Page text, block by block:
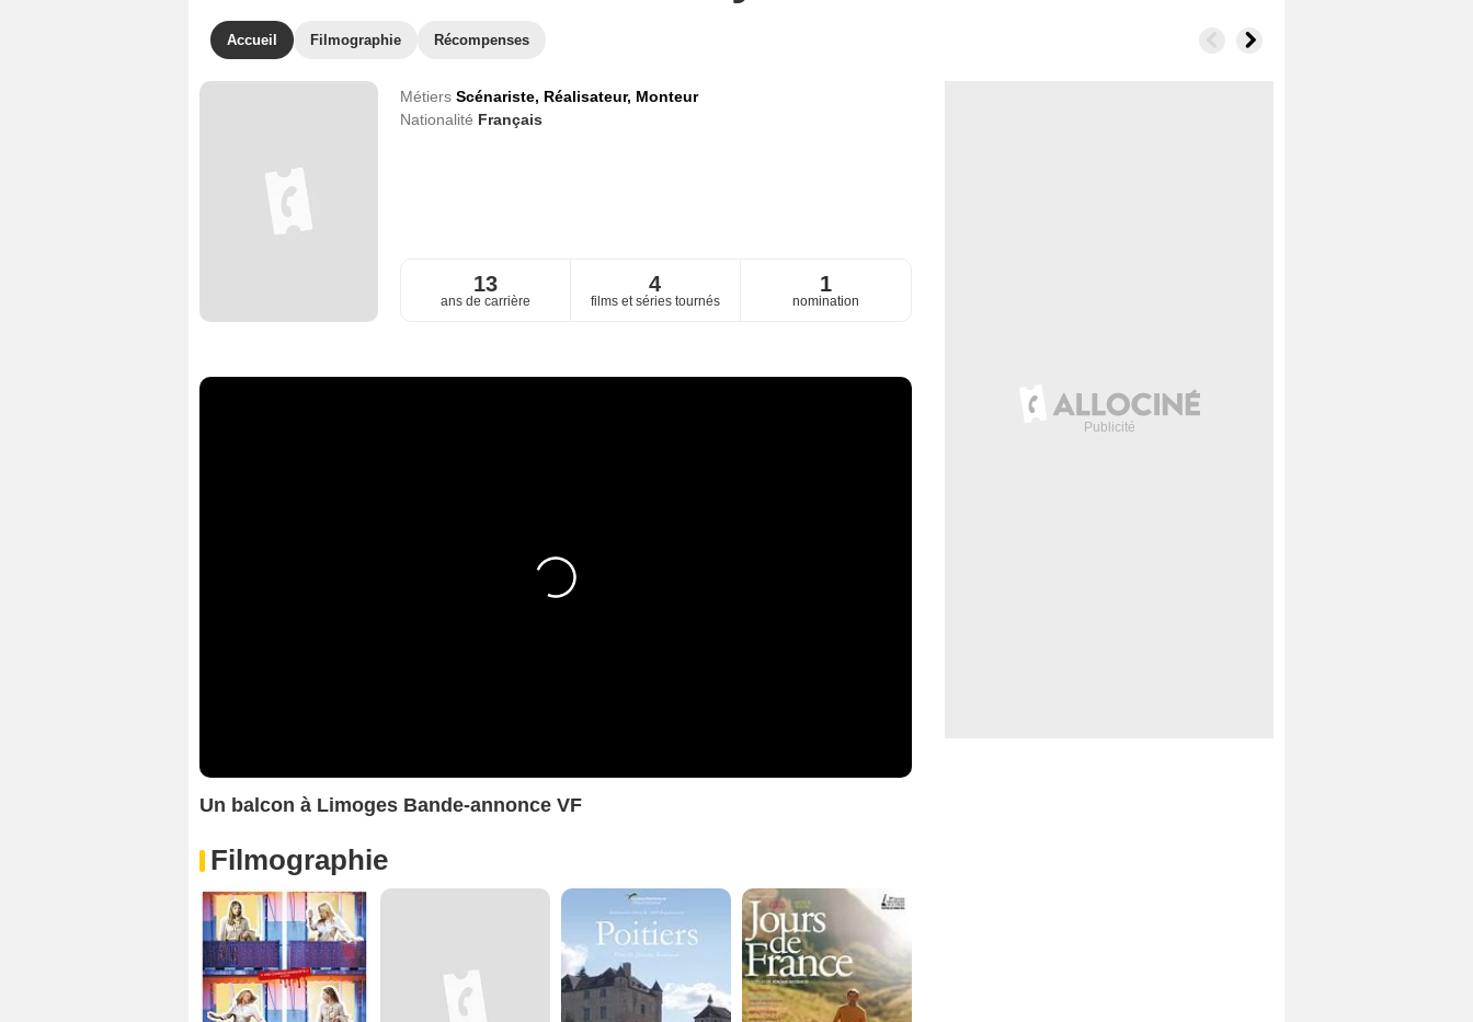
Accueil Filmographie Récompenses
Métiers Scénariste, Réalisateur, Monteur
Nationalité Français
13
ans de carrière
4
films et séries tournés
1
nomination
Un balcon à Limoges Bande-annonce VF
Filmographie